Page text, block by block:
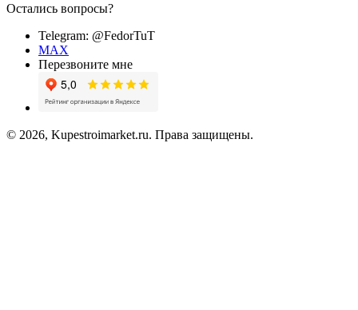
Остались вопросы?
Telegram: @FedorTuT
MAX
Перезвоните мне
© 2026, Kupestroimarket.ru. Права защищены.